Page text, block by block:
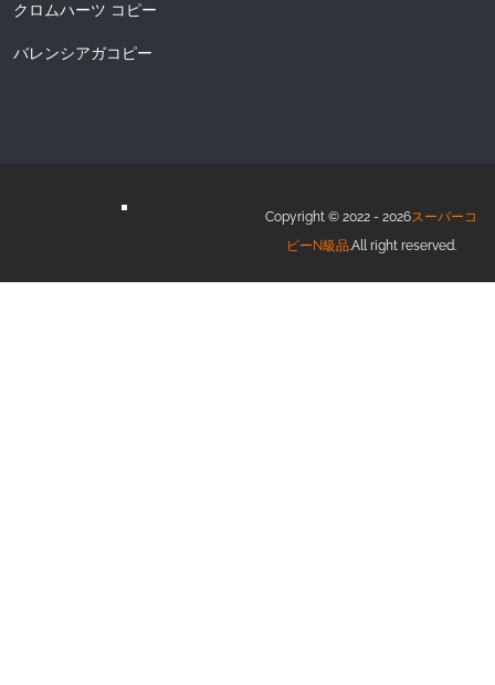
クロムハーツ コピー
バレンシアガコピー
Copyright © 2022 - 2026スーパーコ
ピーN級品.All right reserved.